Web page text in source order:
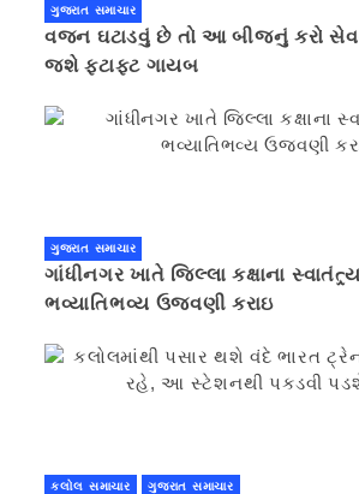
ગુજરાત સમાચાર
વજન ઘટાડવું છે તો આ બીજનું કરો
જશે ફટાફટ ગાયબ
ગુજરાત સમાચાર
ગાંધીનગર ખાતે જિલ્લા કક્ષાના
ભવ્યાતિભવ્ય ઉજવણી કરાઇ
કલોલ સમાચાર ગુજરાત સમાચાર